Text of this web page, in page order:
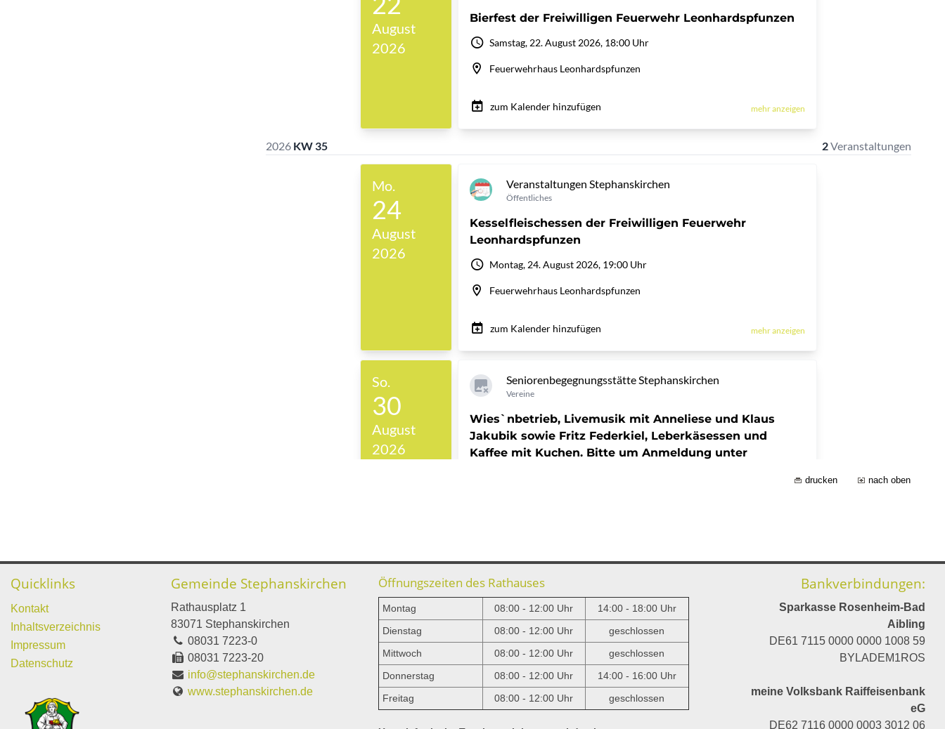
drucken nach oben
Quicklinks
Kontakt
Inhaltsverzeichnis
Impressum
Datenschutz
Gemeinde Stephanskirchen
Rathausplatz 1
83071 Stephanskirchen
08031 7223-0
08031 7223-20
info@stephanskirchen.de
www.stephanskirchen.de
Öffnungszeiten des Rathauses
Montag 08:00 - 12:00 Uhr
14:00 - 18:00 Uhr
Dienstag
08:00 - 12:00 Uhr
geschlossen
Mittwoch
08:00 - 12:00 Uhr
geschlossen
Donnerstag
08:00 - 12:00 Uhr
14:00 - 16:00 Uhr
Freitag
08:00 - 12:00 Uhr geschlossen
Bankverbindungen:
Sparkasse Rosenheim-Bad
Aibling
DE61 7115 0000 0000 1008 59
BYLADEM1ROS
meine Volksbank Raiffeisenbank
eG
DE62 7116 0000 0003 3012 06